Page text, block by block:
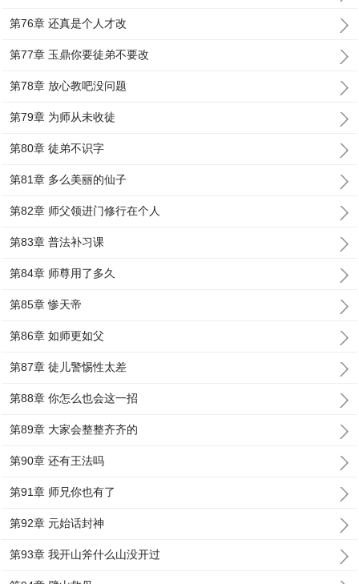
第76章 还真是个人才改
第77章 玉鼎你要徒弟不要改
第78章 放心教吧没问题
第79章 为师从未收徒
第80章 徒弟不识字
第81章 多么美丽的仙子
第82章 师父领进门修行在个人
第83章 普法补习课
第84章 师尊用了多久
第85章 惨天帝
第86章 如师更如父
第87章 徒儿警惕性太差
第88章 你怎么也会这一招
第89章 大家会整整齐齐的
第90章 还有王法吗
第91章 师兄你也有了
第92章 元始话封神
第93章 我开山斧什么山没开过